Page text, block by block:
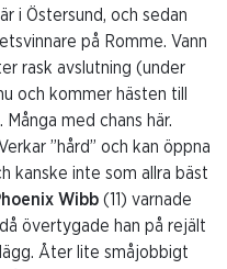
i Östersund, och sedan
på Romme. Vann
rask avslutning (under
och kommer hästen till
med chans här.
”hård” och kan öppna
kanske inte som allra bäst
Wibb (11) varnade
övertygade han på rejält
Åter lite småjobbigt